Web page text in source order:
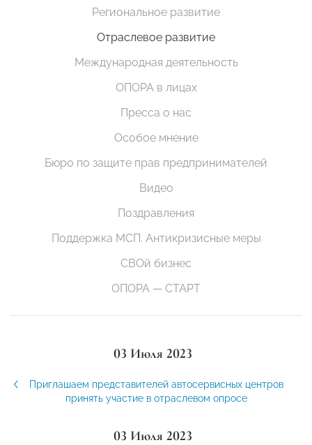
Региональное развитие
Отраслевое развитие
Международная деятельность
ОПОРА в лицах
Пресса о нас
Особое мнение
Бюро по защите прав предпринимателей
Видео
Поздравления
Поддержка МСП. Антикризисные меры
СВОй бизнес
ОПОРА — СТАРТ
03 Июля 2023
Приглашаем представителей автосервисных центров
принять участие в отраслевом опросе
03 Июля 2023